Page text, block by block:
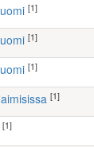
Suomi [1]
Suomi [1]
Suomi [1]
Naimisissa [1]
[1]